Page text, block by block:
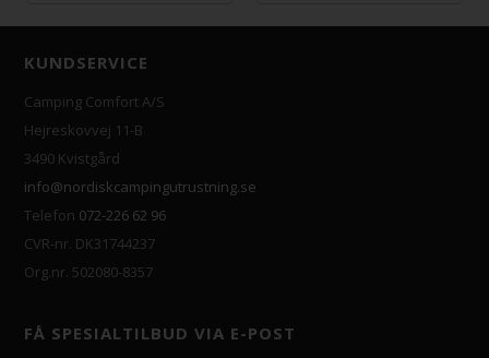
KUNDSERVICE
Camping Comfort A/S
Hejreskovvej 11-B
3490 Kvistgård
info@nordiskcampingutrustning.se
Telefon 072-226 62 96
CVR-nr. DK31744237
Org.nr. 502080-8357
FÅ SPESIALTILBUD VIA E-POST